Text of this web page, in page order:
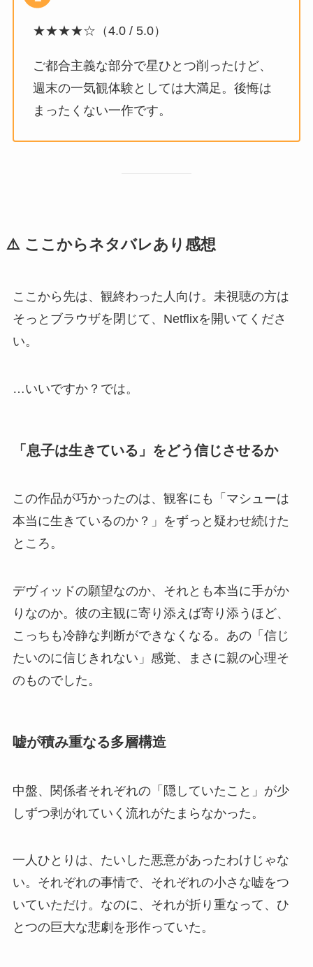
★★★★☆（4.0 / 5.0）
ご都合主義な部分で星ひとつ削ったけど、
週末の一気観体験としては大満足。後悔は
まったくない一作です。
⚠️ ここからネタバレあり感想
ここから先は、観終わった人向け。未視聴の方は
そっとブラウザを閉じて、Netflixを開いてくださ
い。
…いいですか？では。
「息子は生きている」をどう信じさせるか
この作品が巧かったのは、観客にも「マシューは
本当に生きているのか？」をずっと疑わせ続けた
ところ。
デヴィッドの願望なのか、それとも本当に手がか
りなのか。彼の主観に寄り添えば寄り添うほど、
こっちも冷静な判断ができなくなる。あの「信じ
たいのに信じきれない」感覚、まさに親の心理そ
のものでした。
嘘が積み重なる多層構造
中盤、関係者それぞれの「隠していたこと」が少
しずつ剥がれていく流れがたまらなかった。
一人ひとりは、たいした悪意があったわけじゃな
い。それぞれの事情で、それぞれの小さな嘘をつ
いていただけ。なのに、それが折り重なって、ひ
とつの巨大な悲劇を形作っていた。